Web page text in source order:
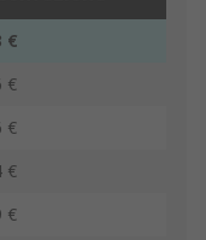
€
€
€
€
€